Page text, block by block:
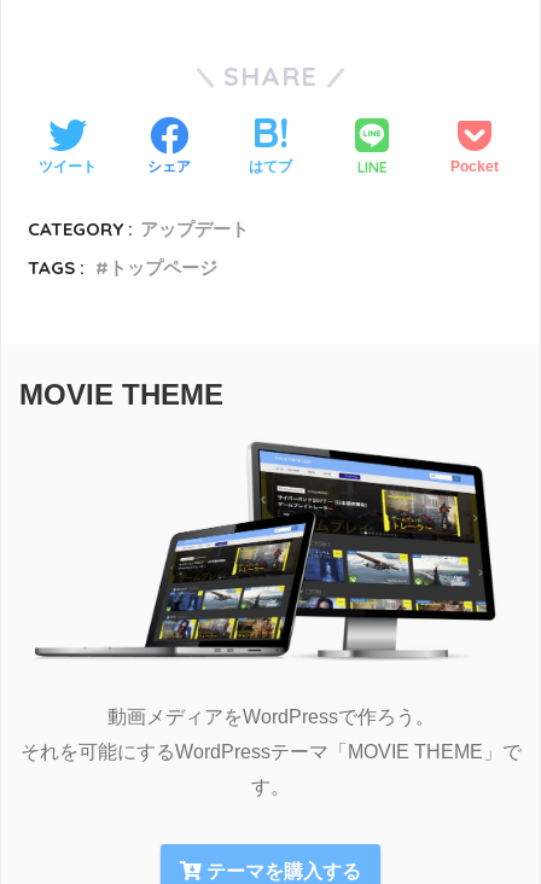
SHARE
ツイート シェア はてブ LINE Pocket
CATEGORY : アップデート
TAGS :
トップページ
MOVIE THEME
動画メディアをWordPressで作ろう。
それを可能にするWordPressテーマ「MOVIE THEME」で
す。
テーマを購入する